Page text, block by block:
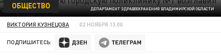
ДЕПАРТАМЕНТ ЗДРАВООХРАНЕНИЯ ВЛАДИМИРСКОЙ ОБЛАСТИ
ОБЩЕСТВО
ВИКТОРИЯ КУЗНЕЦОВА 02 НОЯБРЯ 13:00
ПОДПИШИТЕСЬ: